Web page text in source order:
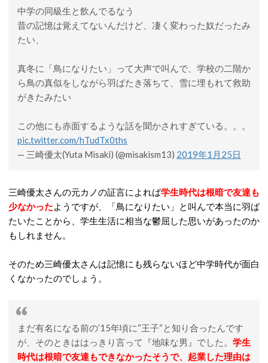
中学の同級生と飲んでるなう
昔の記憶は覚えてないんだけど、凄く変わった奴だったみ
たい、
真冬に「鳥になりたい」って大声で叫んで、学校の二階か
ら鳥の真似をしながら羽ばたき落ちて、雪に埋もれて救助
がきたみたい
この他にも赤面するような話を聞かされすぎている。。。
pic.twitter.com/hTudTx0ths
— 三崎優太(Yuta Misaki) (@misakism13) 2019年1月25日
三崎優太さんの元カノの証言によれば学生時代は根暗で友達も
少なかったようですが、「鳥になりたい」と叫んで本当に羽ば
たいたことから、学生生活に相当な鬱屈した思いがあったのか
もしれません。
そのため三崎優太さんは記憶にも残らないほど中学時代が面白
くなかったのでしょう。
まだ有名になる前の’15年頃に“王子“と知り合ったんです
が、そのときははっきり言って『地味な男』でした。 学生
時代は根暗で友達もできなかったそうで、起業した理由は